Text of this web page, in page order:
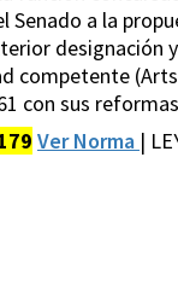
Senado a la
competente
con sus
Ver Norma |